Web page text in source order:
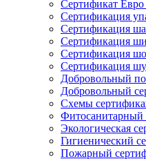
Сертификат Евро
Сертификация
Сертификация
Сертификация
Сертификация
Сертификация
Добровольный
Добровольный
Схемы
Фитосанитарный
Экологическая
Гигиенический
Пожарный